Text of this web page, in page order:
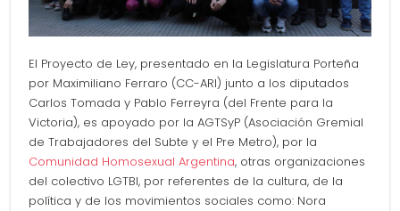
El Proyecto de Ley, presentado en la Legislatura Porteña
por Maximiliano Ferraro (CC-ARI) junto a los diputados
Carlos Tomada y Pablo Ferreyra (del Frente para la
Victoria), es apoyado por la AGTSyP (Asociación Gremial
de Trabajadores del Subte y el Pre Metro), por la
Comunidad Homosexual Argentina, otras organizaciones
del colectivo LGTBI, por referentes de la cultura, de la
política y de los movimientos sociales como: Nora